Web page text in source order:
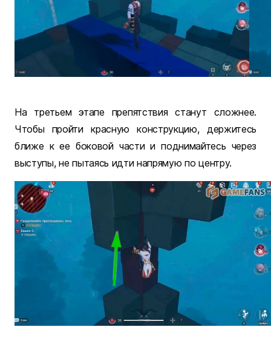
На третьем этапе препятствия станут сложнее.
Чтобы пройти красную конструкцию, держитесь
ближе к ее боковой части и поднимайтесь через
выступы, не пытаясь идти напрямую по центру.